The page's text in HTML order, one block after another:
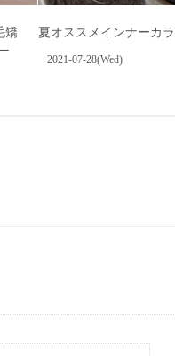
矯
夏オススメインナーカ
2021-07-28(Wed)